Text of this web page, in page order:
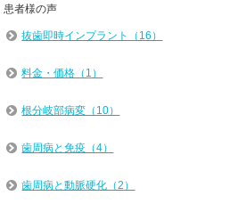
患者様の声
抜歯即時インプラント（16）
料金・価格（1）
根分岐部病変（10）
歯周病と免疫（4）
歯周病と動脈硬化（2）